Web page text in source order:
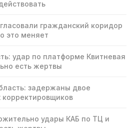
гражданский коридор
это меняет
удар по платформе Квитневая
есть жертвы
задержаны двое
удары КАБ по ТЦ и